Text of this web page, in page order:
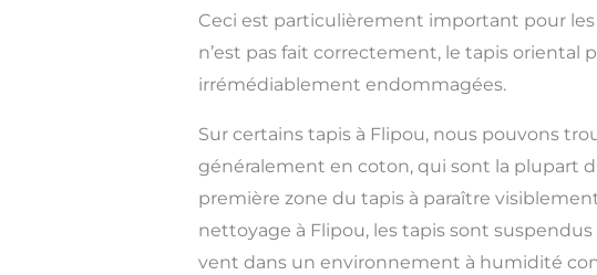
Ceci est particulièrement important pour
n’est pas fait correctement, le tapis oriental
irrémédiablement endommagées.
Sur certains tapis à Flipou, nous pouvons
généralement en coton, qui sont la plupart
première zone du tapis à paraître
nettoyage à Flipou, les tapis sont suspendus
vent dans un environnement à humidité